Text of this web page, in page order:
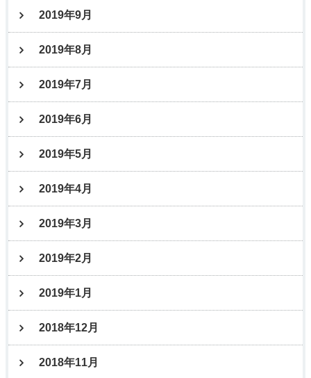
2019年9月
2019年8月
2019年7月
2019年6月
2019年5月
2019年4月
2019年3月
2019年2月
2019年1月
2018年12月
2018年11月